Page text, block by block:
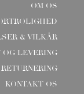
OM OS
& VILKÅR
OG LEVERING
RETURNERING
KONTAKT OS